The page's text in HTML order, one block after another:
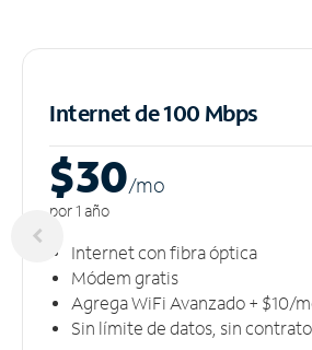
Internet de 100 Mbps
$30/mo
por 1 año
Internet con fibra óptica
Módem gratis
Agrega WiFi Avanzado + $10/
Sin límite de datos, sin